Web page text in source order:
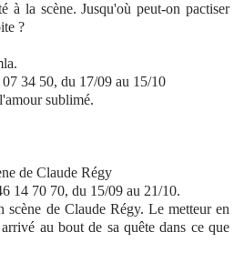
la scène. Jusqu'où peut-on pactiser
?
34 50, du 17/09 au 15/10
sublimé.
de Claude Régy
14 70 70, du 15/09 au 21/10.
scène de Claude Régy. Le metteur en
au bout de sa quête dans ce que